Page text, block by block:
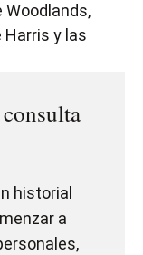
Woodlands,
Harris y las
historial
a